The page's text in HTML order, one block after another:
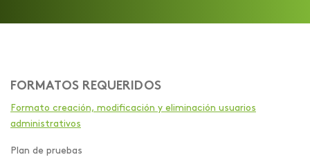
FORMATOS REQUERIDOS
Formato creación, modificación y eliminación usuarios
administrativos
Plan de pruebas